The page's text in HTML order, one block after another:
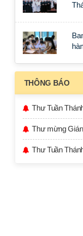
THÔNG BÁO
Thư Tuần
Thư mừng
Thư Tuần